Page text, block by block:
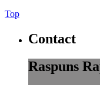
Top
Contact
Raspuns